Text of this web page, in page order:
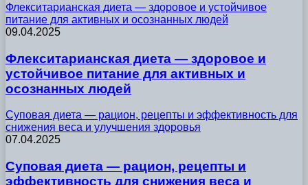
Флекситарианская диета — здоровое и устойчивое
питание для активных и осознанных людей
09.04.2025
Флекситарианская диета — здоровое и
устойчивое питание для активных и
осознанных людей
Суповая диета — рацион, рецепты и эффективность для
снижения веса и улучшения здоровья
07.04.2025
Суповая диета — рацион, рецепты и
эффективность для снижения веса и